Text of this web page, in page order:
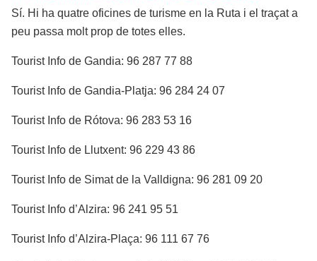
Sí. Hi ha quatre oficines de turisme en la Ruta i el traçat a
peu passa molt prop de totes elles.
Tourist Info de Gandia: 96 287 77 88
Tourist Info de Gandia-Platja: 96 284 24 07
Tourist Info de Rótova: 96 283 53 16
Tourist Info de Llutxent: 96 229 43 86
Tourist Info de Simat de la Valldigna: 96 281 09 20
Tourist Info d’Alzira: 96 241 95 51
Tourist Info d’Alzira-Plaça: 96 111 67 76